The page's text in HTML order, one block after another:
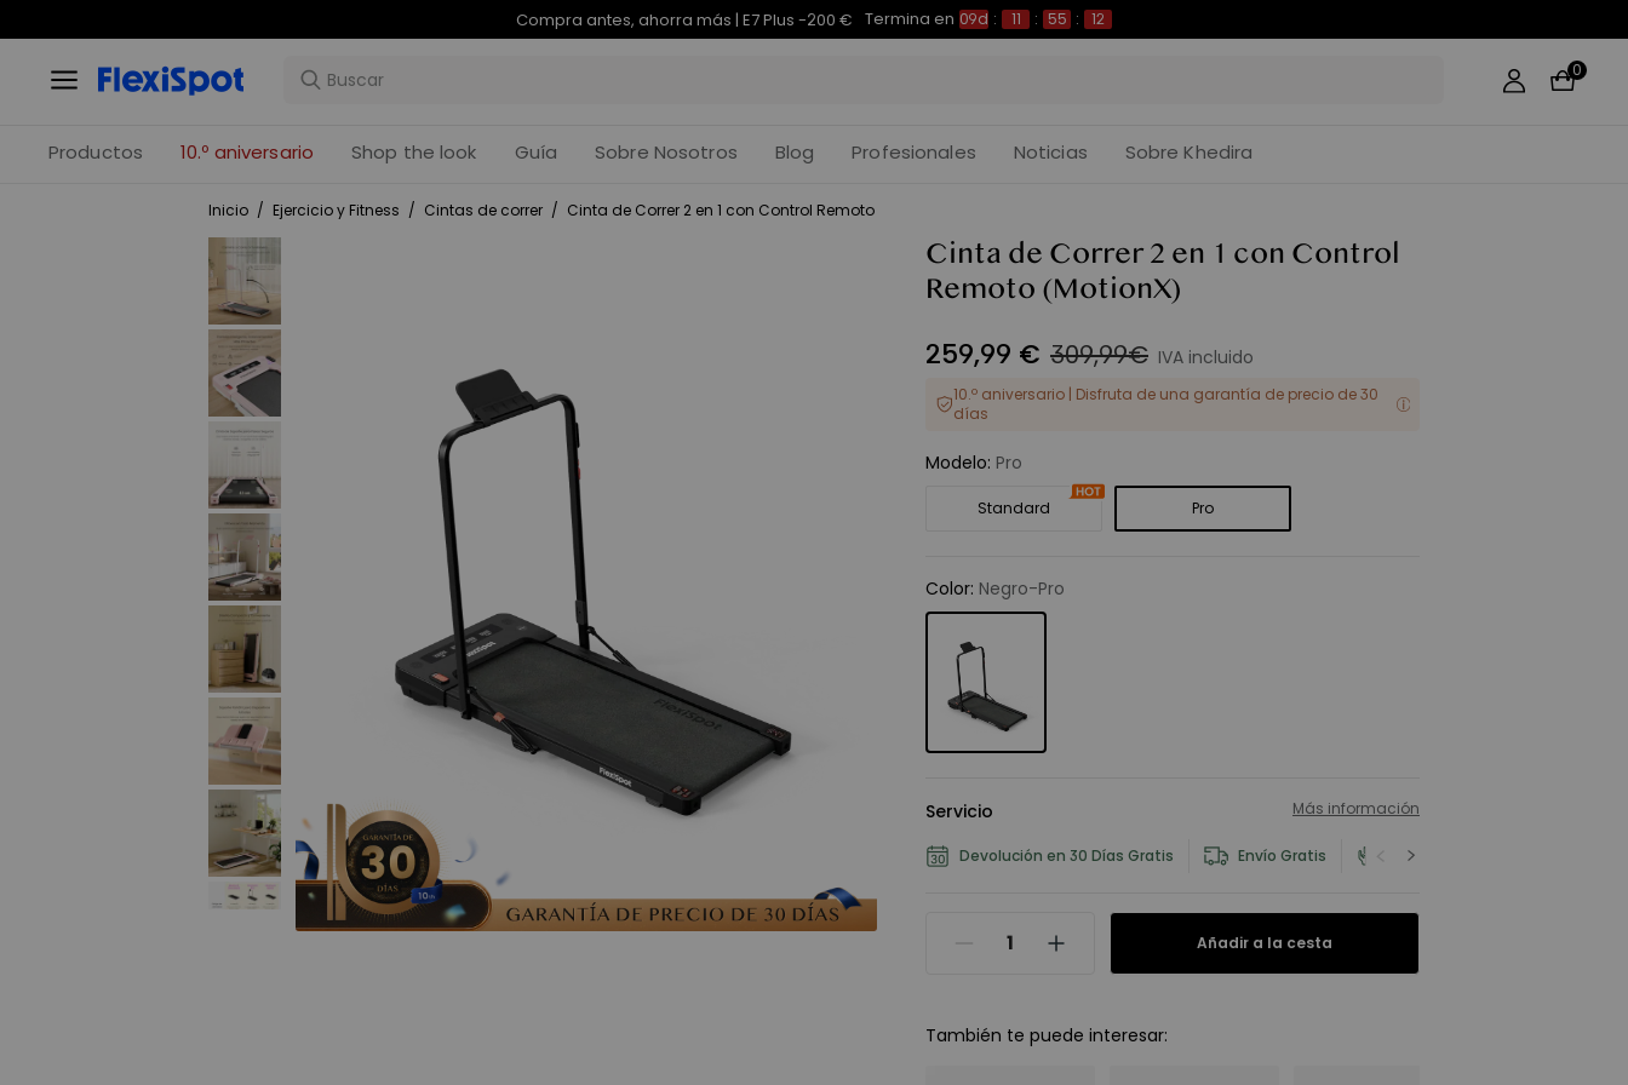
Compra antes, ahorra más | E7 Plus -200 € Termina en 09d : 11 : 55 : 10
0
Productos 10.º aniversario Shop the look Guía Sobre Nosotros Blog Profesionales Noticias Sobre Khedira
Inicio / Ejercicio y Fitness / Cintas de correr / Cinta de Correr 2 en 1 con Control Remoto
Cinta de Correr 2 en 1 con Control
Remoto (MotionX)
259,99 € 309,99€ IVA incluido
10.º aniversario | Disfruta de una garantía de precio de 30
días
Modelo: Pro
Standard Pro
Color: Negro-Pro
Servicio Más información
Devolución en 30 Días Gratis Envío Gratis Información del Producto y
Añadir a la cesta
También te puede interesar: